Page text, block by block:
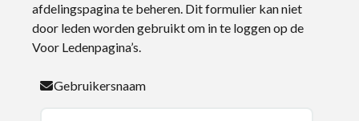
afdelingspagina te beheren. Dit formulier kan niet
door leden worden gebruikt om in te loggen op de
Voor Ledenpagina’s.
Gebruikersnaam